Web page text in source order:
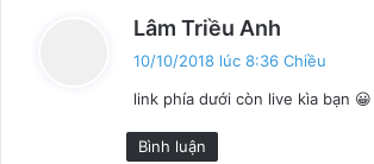
Lâm Triều Anh
t
10/10/2018 lúc 8:36 Chiều
link phía dưới còn live kìa bạn 😀
Bình luận